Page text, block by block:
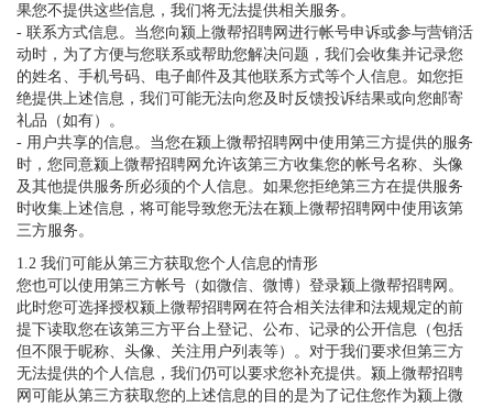
果您不提供这些信息，我们将无法提供相关服务。
- 联系方式信息。当您向颍上微帮招聘网进行帐号申诉或参与营销活
动时，为了方便与您联系或帮助您解决问题，我们会收集并记录您
的姓名、手机号码、电子邮件及其他联系方式等个人信息。如您拒
绝提供上述信息，我们可能无法向您及时反馈投诉结果或向您邮寄
礼品（如有）。
- 用户共享的信息。当您在颍上微帮招聘网中使用第三方提供的服务
时，您同意颍上微帮招聘网允许该第三方收集您的帐号名称、头像
及其他提供服务所必须的个人信息。如果您拒绝第三方在提供服务
时收集上述信息，将可能导致您无法在颍上微帮招聘网中使用该第
三方服务。
1.2 我们可能从第三方获取您个人信息的情形
您也可以使用第三方帐号（如微信、微博）登录颍上微帮招聘网。
此时您可选择授权颍上微帮招聘网在符合相关法律和法规规定的前
提下读取您在该第三方平台上登记、公布、记录的公开信息（包括
但不限于昵称、头像、关注用户列表等）。对于我们要求但第三方
无法提供的个人信息，我们仍可以要求您补充提供。颍上微帮招聘
网可能从第三方获取您的上述信息的目的是为了记住您作为颍上微